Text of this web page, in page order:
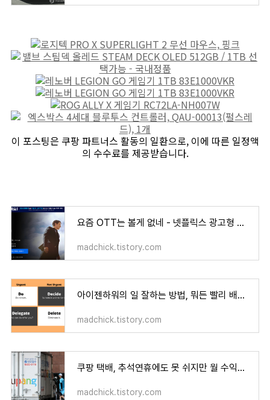
이 포스팅은 쿠팡 파트너스 활동의 일환으로, 이에 따른 일정액
의 수수료를 제공받습니다.
요즘 OTT는 볼게 없네 - 넷플릭스 광고형 요금제는 피하자
madchick.tistory.com
아이젠하워의 일 잘하는 방법, 뭐든 빨리 배우는 파인만 테크닉
madchick.tistory.com
쿠팡 택배, 추석연휴에도 못 쉬지만 월 수익은 엄청나네
madchick.tistory.com